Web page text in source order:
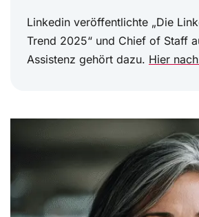
Linkedin veröffentlichte „Die
Trend 2025“ und Chief of Staff
Assistenz gehört dazu. Hier